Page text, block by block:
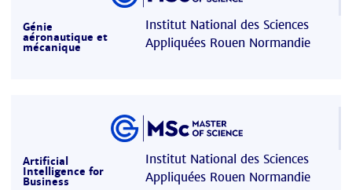
Génie
aéronautique et
mécanique
Institut National des Sciences
Appliquées Rouen Normandie
Artificial
Intelligence for
Business
Institut National des Sciences
Appliquées Rouen Normandie